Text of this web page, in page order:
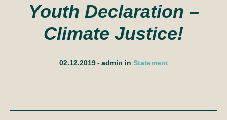
Youth Declaration –
Climate Justice!
02.12.2019 admin in Statement